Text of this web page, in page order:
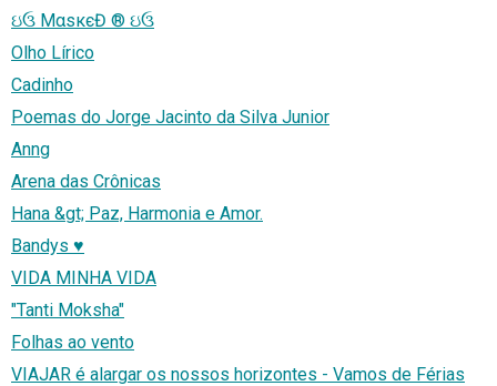
ઇ‍ઉ MαsкєĐ ® ઇ‍ઉ
Olho Lírico
Cadinho
Poemas do Jorge Jacinto da Silva Junior
Anng
Arena das Crônicas
Hana &gt; Paz, Harmonia e Amor.
Bandys ♥
VIDA MINHA VIDA
"Tanti Moksha"
Folhas ao vento
VIAJAR é alargar os nossos horizontes - Vamos de Férias